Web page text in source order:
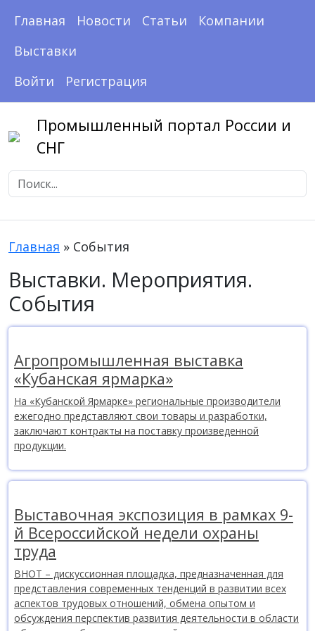
Главная Новости Статьи
Компании
Выставки
Войти
Регистрация
Промышленный портал России и
СНГ
Главная » События
Выставки. Мероприятия.
События
Агропромышленная выставка
«Кубанская ярмарка»
На «Кубанской Ярмарке» региональные производители
ежегодно представляют свои товары и разработки,
заключают контракты на поставку произведенной
продукции.
Выставочная экспозиция в рамках 9-
й Всероссийской недели охраны
труда
ВНОТ – дискуссионная площадка, предназначенная для
представления современных тенденций в развитии всех
аспектов трудовых отношений, обмена опытом и
обсуждения перспектив развития деятельности в области